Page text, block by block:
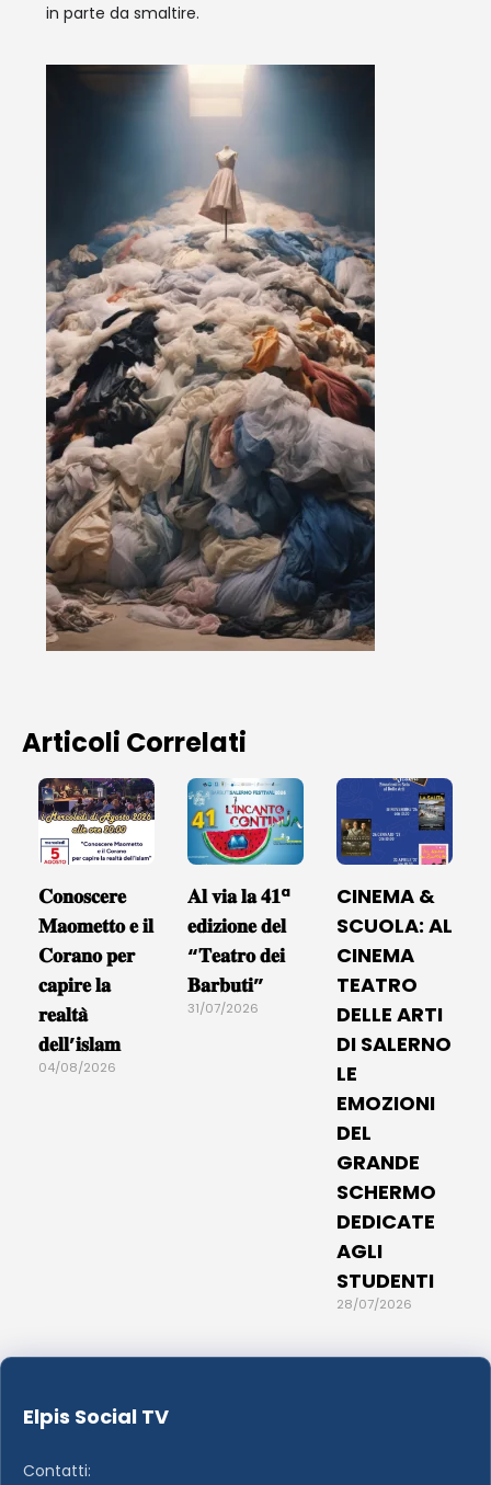
in parte da smaltire.
Articoli Correlati
𝐂𝐨𝐧𝐨𝐬𝐜𝐞𝐫𝐞
𝐌𝐚𝐨𝐦𝐞𝐭𝐭𝐨 𝐞 𝐢𝐥
𝐂𝐨𝐫𝐚𝐧𝐨 𝐩𝐞𝐫
𝐜𝐚𝐩𝐢𝐫𝐞 𝐥𝐚
𝐫𝐞𝐚𝐥𝐭𝐚̀
𝐝𝐞𝐥𝐥’𝐢𝐬𝐥𝐚𝐦
04/08/2026
𝐀𝐥 𝐯𝐢𝐚 𝐥𝐚 𝟒𝟏ª
𝐞𝐝𝐢𝐳𝐢𝐨𝐧𝐞 𝐝𝐞𝐥
“𝐓𝐞𝐚𝐭𝐫𝐨 𝐝𝐞𝐢
𝐁𝐚𝐫𝐛𝐮𝐭𝐢”
31/07/2026
CINEMA &
SCUOLA: AL
CINEMA
TEATRO
DELLE ARTI
DI SALERNO
LE
EMOZIONI
DEL
GRANDE
SCHERMO
DEDICATE
AGLI
STUDENTI
28/07/2026
Elpis Social TV
Contatti: